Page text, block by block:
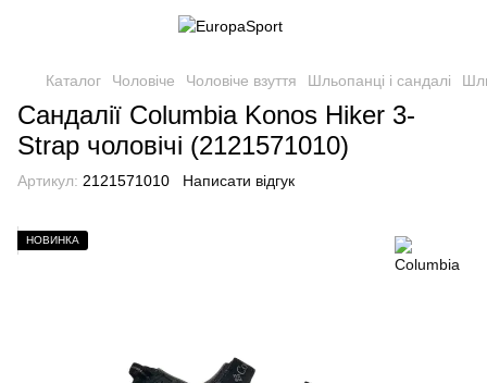
Каталог Чоловіче Чоловіче взуття Шльопанці і сандалі
Сандалії Columbia Konos Hiker 3-
Strap чоловічі (2121571010)
Артикул: 2121571010 Написати відгук
НОВИНКА